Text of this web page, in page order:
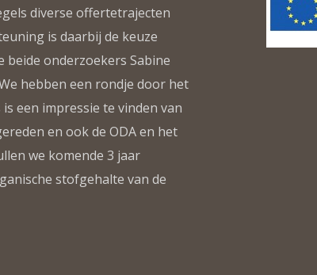
diverse offertetrajecten
is daarbij de keuze
beide onderzoekers Sabine
hebben een rondje door het
een impressie te vinden van
en ook de ODA en het
we komende 3 jaar
stofgehalte van de